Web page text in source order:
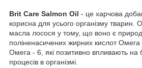
Brit Care Salmon Oil - це харчова
корисна для усього організму тварин.
масла лосося у тому, що воно є
поліненасичених жирних кислот
Омега - 6, які позитивно впливають на
процесів в організмі.